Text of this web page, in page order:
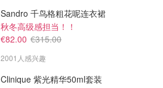
Sandro 千鸟格粗花呢连衣裙
秋冬高级感担当！！
€82.00 €315.00
2001人感兴趣
Clinique 紫光精华50ml套装